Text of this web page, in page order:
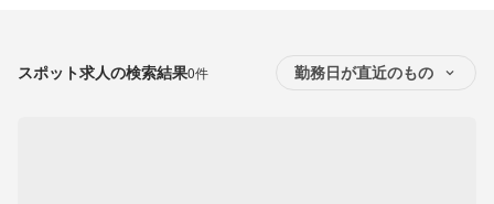
スポット求人の検索結果0件 勤務日が直近のもの